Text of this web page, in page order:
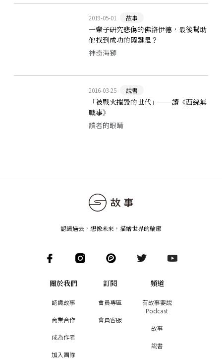
2019-05-01 故事
一輩子研究悲傷的佛洛伊德，最後幫助
他找到成功的關鍵是？
神奇海獅
2016-03-25 說書
「被戰火摧毀的世代」──讀《西線無
戰事》
讀者的眼睛
認識過去，想像未來 ， 描繪世界的輪廓
關於我們
認識故事
商業合作
成為作者
加入團隊
訂閱
會員專區
會員客服
頻道
有故事要說
Podcast
故事
說書